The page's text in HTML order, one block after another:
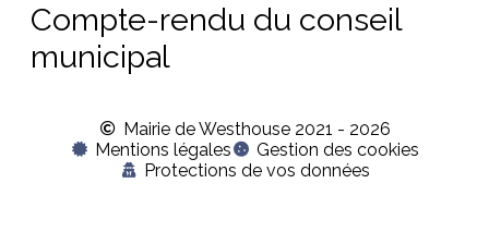
Compte-rendu du conseil
municipal
Mairie de Westhouse 2021 - 2026
Mentions légales
Gestion des cookies
Protections de vos données